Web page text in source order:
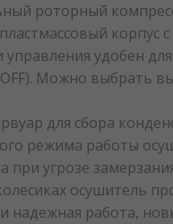
роторный
корпус
управления удобен
Можно выбрать
для сбора
режима работы
при угрозе
осушитель
надежная работа,